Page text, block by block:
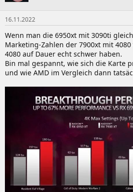
16.11.2022
Wenn man die 6950xt mit 3090ti
Marketing-Zahlen der 7900xt mit
4080 auf Dauer echt schwer haben.
Bin mal gespannt, wie sich die Karte
und wie AMD im Vergleich dann